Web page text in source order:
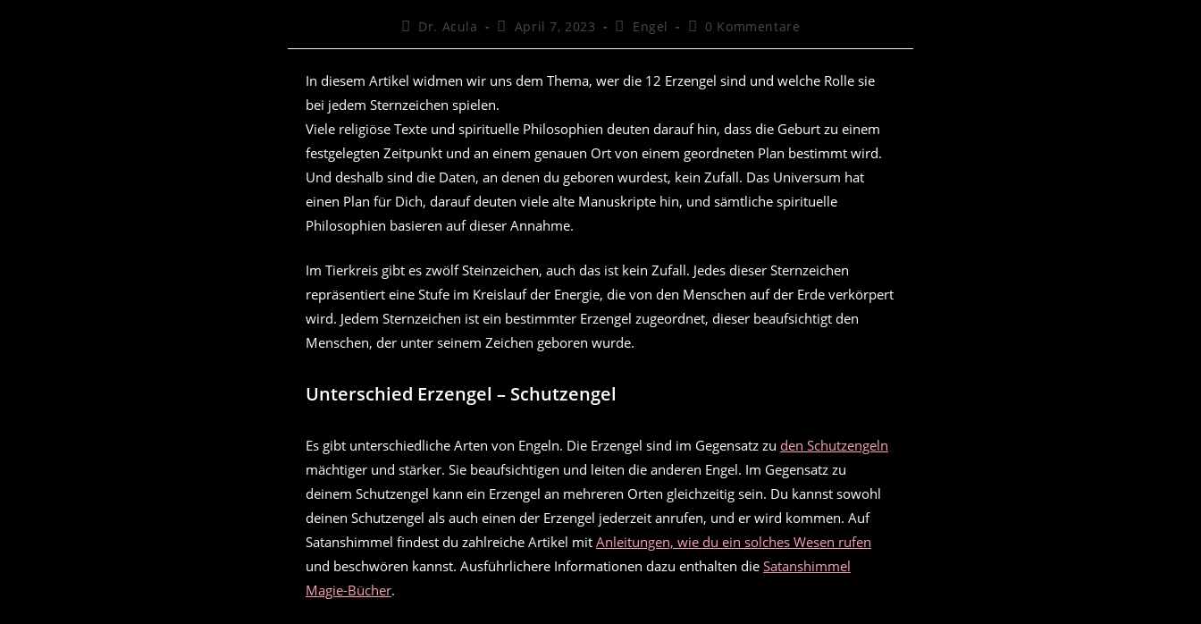
Beitrags-
Dr. Acula
Beitrag
April 7, 2023
Beitrags-
Engel
Beitrags-
0 Kommentare
In diesem Artikel widmen wir uns dem Thema, wer die 12 Erzengel sind und welche Rolle sie
bei jedem Sternzeichen spielen.
Viele religiöse Texte und spirituelle Philosophien deuten darauf hin, dass die Geburt zu einem
festgelegten Zeitpunkt und an einem genauen Ort von einem geordneten Plan bestimmt wird.
Und deshalb sind die Daten, an denen du geboren wurdest, kein Zufall. Das Universum hat
einen Plan für Dich, darauf deuten viele alte Manuskripte hin, und sämtliche spirituelle
Philosophien basieren auf dieser Annahme.
Im Tierkreis gibt es zwölf Steinzeichen, auch das ist kein Zufall. Jedes dieser Sternzeichen
repräsentiert eine Stufe im Kreislauf der Energie, die von den Menschen auf der Erde verkörpert
wird. Jedem Sternzeichen ist ein bestimmter Erzengel zugeordnet, dieser beaufsichtigt den
Menschen, der unter seinem Zeichen geboren wurde.
Unterschied Erzengel – Schutzengel
Es gibt unterschiedliche Arten von Engeln. Die Erzengel sind im Gegensatz zu den Schutzengeln
mächtiger und stärker. Sie beaufsichtigen und leiten die anderen Engel. Im Gegensatz zu
deinem Schutzengel kann ein Erzengel an mehreren Orten gleichzeitig sein. Du kannst sowohl
deinen Schutzengel als auch einen der Erzengel jederzeit anrufen, und er wird kommen. Auf
Satanshimmel findest du zahlreiche Artikel mit Anleitungen, wie du ein solches Wesen rufen
und beschwören kannst. Ausführlichere Informationen dazu enthalten die Satanshimmel
Magie-Bücher.